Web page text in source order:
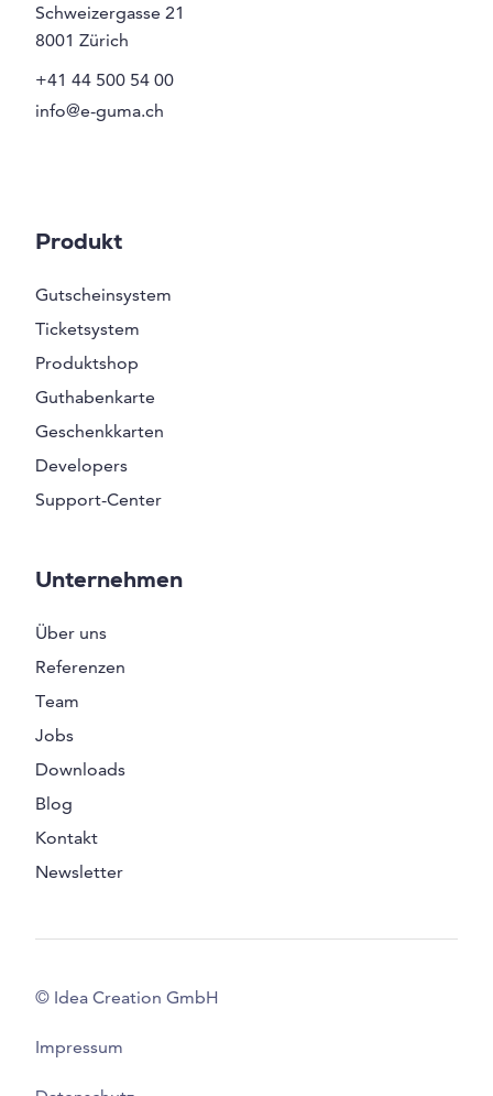
Schweizergasse 21
8001 Zürich
+41 44 500 54 00
info@e-guma.ch
Produkt
Gutscheinsystem
Ticketsystem
Produktshop
Guthabenkarte
Geschenkkarten
Developers
Support-Center
Unternehmen
Über uns
Referenzen
Team
Jobs
Downloads
Blog
Kontakt
Newsletter
© Idea Creation GmbH
Impressum